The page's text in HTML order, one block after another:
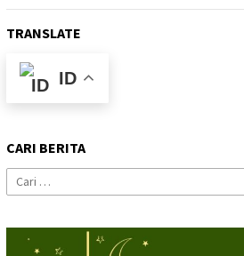
TRANSLATE
ID
CARI BERITA
Cari
untuk: